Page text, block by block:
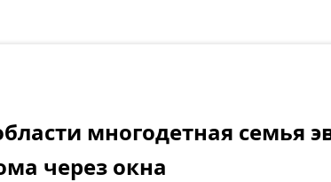
многодетная семья
через окна